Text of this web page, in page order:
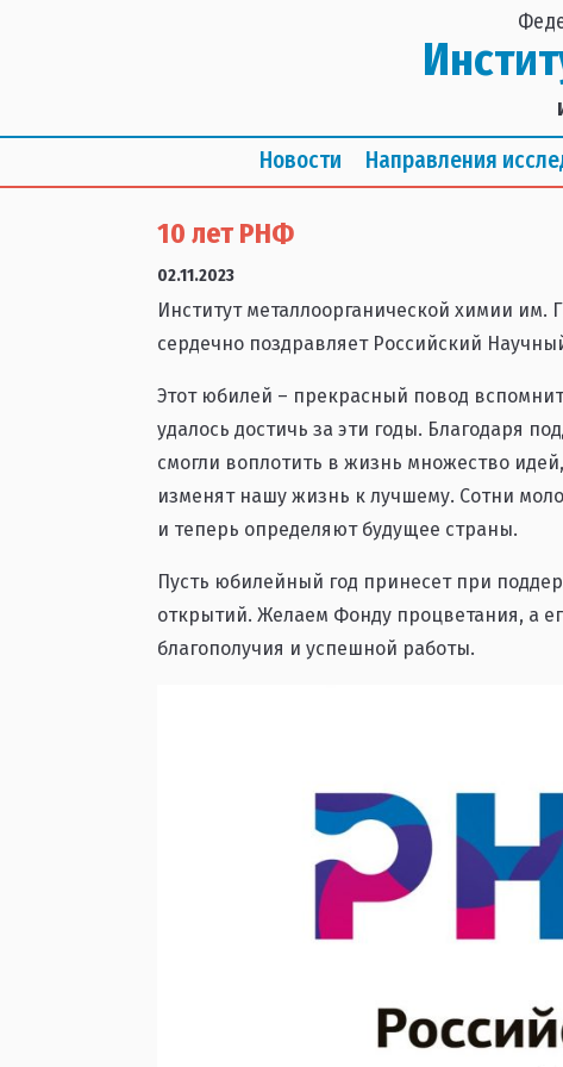
Новости Направления
10 лет РНФ
02.11.2023
Институт металлоорганической химии им.
сердечно поздравляет Российский
Этот юбилей – прекрасный повод
удалось достичь за эти годы. Благодаря
смогли воплотить в жизнь множество
изменят нашу жизнь к лучшему. Сотни
и теперь определяют будущее страны.
Пусть юбилейный год принесет при
открытий. Желаем Фонду процветания, а
благополучия и успешной работы.